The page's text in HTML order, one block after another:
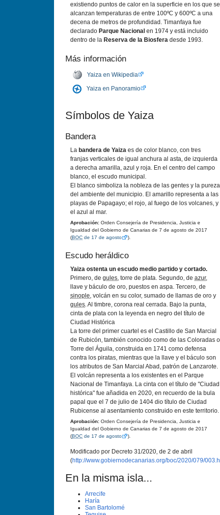
existiendo puntos de calor en la superficie en los que se
alcanzan temperaturas de entre 100ºC y 600ºC a una
decena de metros de profundidad. Timanfaya fue
declarado Parque Nacional en 1974 y está incluido
dentro de la Reserva de la Biosfera desde 1993.
Más información
Yaiza en Wikipedia
Yaiza en Panoramio
Sí­mbolos de Yaiza
Bandera
La bandera de Yaiza es de color blanco, con tres
franjas verticales de igual anchura al asta, de izquierda
a derecha amarilla, azul y roja. En el centro del campo
blanco, el escudo municipal.
El blanco simboliza la nobleza de las gentes y la pureza
del ambiente del municipio. El amarillo representa a las
playas de Papagayo; el rojo, al fuego de los volcanes, y
el azul al mar.
Aprobación: Orden Consejerí­a de Presidencia, Justicia e
Igualdad del Gobierno de Canarias de 7 de agosto de 2017
(BOC de 17 de agosto ).
Escudo heráldico
Yaiza ostenta un escudo medio partido y cortado.
Primero, de gules, torre de plata. Segundo, de azur,
llave y báculo de oro, puestos en aspa. Tercero, de
sinople, volcán en su color, sumado de llamas de oro y
gules. Al timbre, corona real cerrada. Bajo la punta,
cinta de plata con la leyenda en negro del tí­tulo de
Ciudad Histórica
La torre del primer cuartel es el Castillo de San Marcial
de Rubicón, también conocido como de las Coloradas o
Torre del Águila, construida en 1741 como defensa
contra los piratas, mientras que la llave y el báculo son
los atributos de San Marcial Abad, patrón de Lanzarote.
El volcán representa a los existentes en el Parque
Nacional de Timanfaya. La cinta con el tí­tulo de "Ciudad
histórica" fue añadida en 2020, en recuerdo de la bula
papal que el 7 de julio de 1404 dio tí­tulo de Ciudad
Rubicense al asentamiento construido en este territorio.
Aprobación: Orden Consejerí­a de Presidencia, Justicia e
Igualdad del Gobierno de Canarias de 7 de agosto de 2017
(BOC de 17 de agosto ).
Modificado por Decreto 31/2020, de 2 de abril
(http://www.gobiernodecanarias.org/boc/2020/079/
En la misma isla...
Arrecife
Harí­a
San Bartolomé